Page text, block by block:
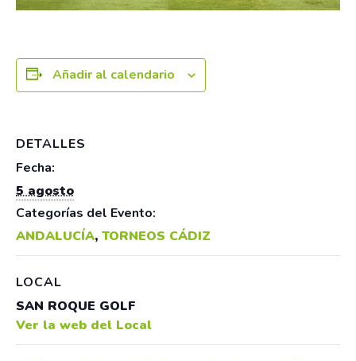
Añadir al calendario
DETALLES
Fecha:
5 agosto
Categorías del Evento:
ANDALUCÍA, TORNEOS CÁDIZ
LOCAL
SAN ROQUE GOLF
Ver la web del Local